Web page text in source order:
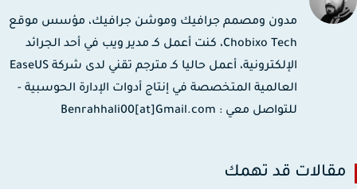
مدون ومصمم جرافيك وموشن جرافيك، مؤسس موقع
Chobixo Tech، كنت أعمل كـ مدير ويب في أحد الجرائد
الإلكترونية، أعمل حاليا كـ مترجم تقني لدى شركة EaseUS
العالمية المتخصصة في إنتاج أدوات الإدارة الحوسبية -
للتواصل معي : Benrahhali00[at]Gmail.com
قد تهمك